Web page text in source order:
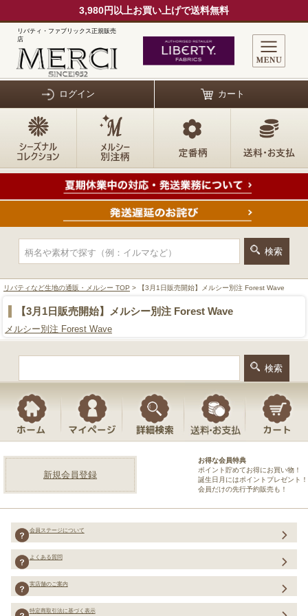
3,980円以上お買い上げで送料無料
リバティ・ファブリックス正規販売
店
ログイン カート
リバティなど生地の通販・メルシー TOP > 【3月1日販売開始】メルシー別注 Forest Wave
【3月1日販売開始】メルシー別注 Forest Wave
メルシー別注 Forest Wave
新規会員登録
お得な会員特典
ポイント貯めてお得にお買い物！
誕生日月にはポイントプレゼント！
会員だけの先行予約販売も！
会員ステージについて
よくある質問
実店舗のご案内
特定商取引法に基づく表示